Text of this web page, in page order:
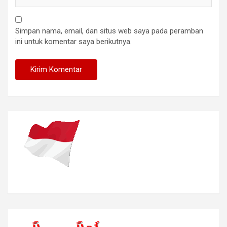
Simpan nama, email, dan situs web saya pada peramban
ini untuk komentar saya berikutnya.